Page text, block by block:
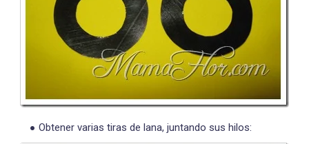
Obtener varias tiras de lana, juntando sus hilos: